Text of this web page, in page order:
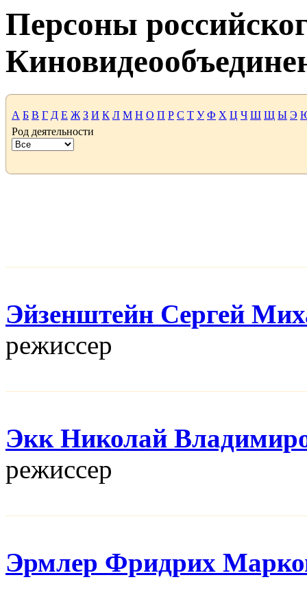
Персоны
А Б В Г Д Е Ж З И К Л М Н О П Р С Т У Ф Х Ц Ч Ш Щ Ы Э
Род деятельности
Эйзенштейн Сергей
режисcер
Экк Николай
режисcер
Эрмлер Фридрих